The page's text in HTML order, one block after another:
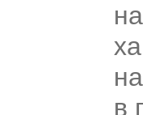
в